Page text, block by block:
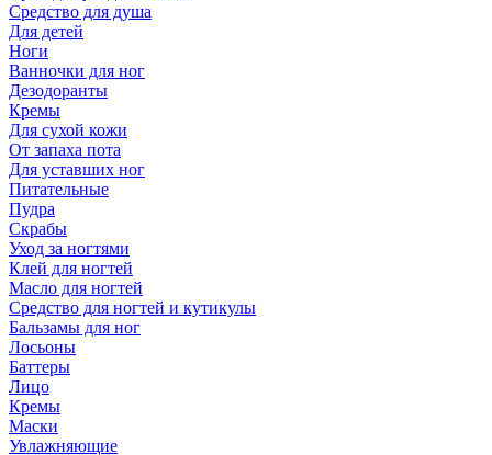
Средство для душа
Для детей
Ноги
Ванночки для ног
Дезодоранты
Кремы
Для сухой кожи
От запаха пота
Для уставших ног
Питательные
Пудра
Скрабы
Уход за ногтями
Клей для ногтей
Масло для ногтей
Средство для ногтей и кутикулы
Бальзамы для ног
Лосьоны
Баттеры
Лицо
Кремы
Маски
Увлажняющие